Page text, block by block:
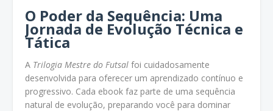
O Poder da Sequência: Uma
Jornada de Evolução Técnica e
Tática
A Trilogia Mestre do Futsal foi cuidadosamente
desenvolvida para oferecer um aprendizado contínuo e
progressivo. Cada ebook faz parte de uma sequência
natural de evolução, preparando você para dominar